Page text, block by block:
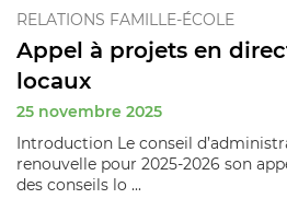
RELATIONS FAMILLE-ÉCOLE
Appel à projets en
locaux
25 novembre 2025
Introduction Le conseil
renouvelle pour 2025-2026 son
des conseils lo ...